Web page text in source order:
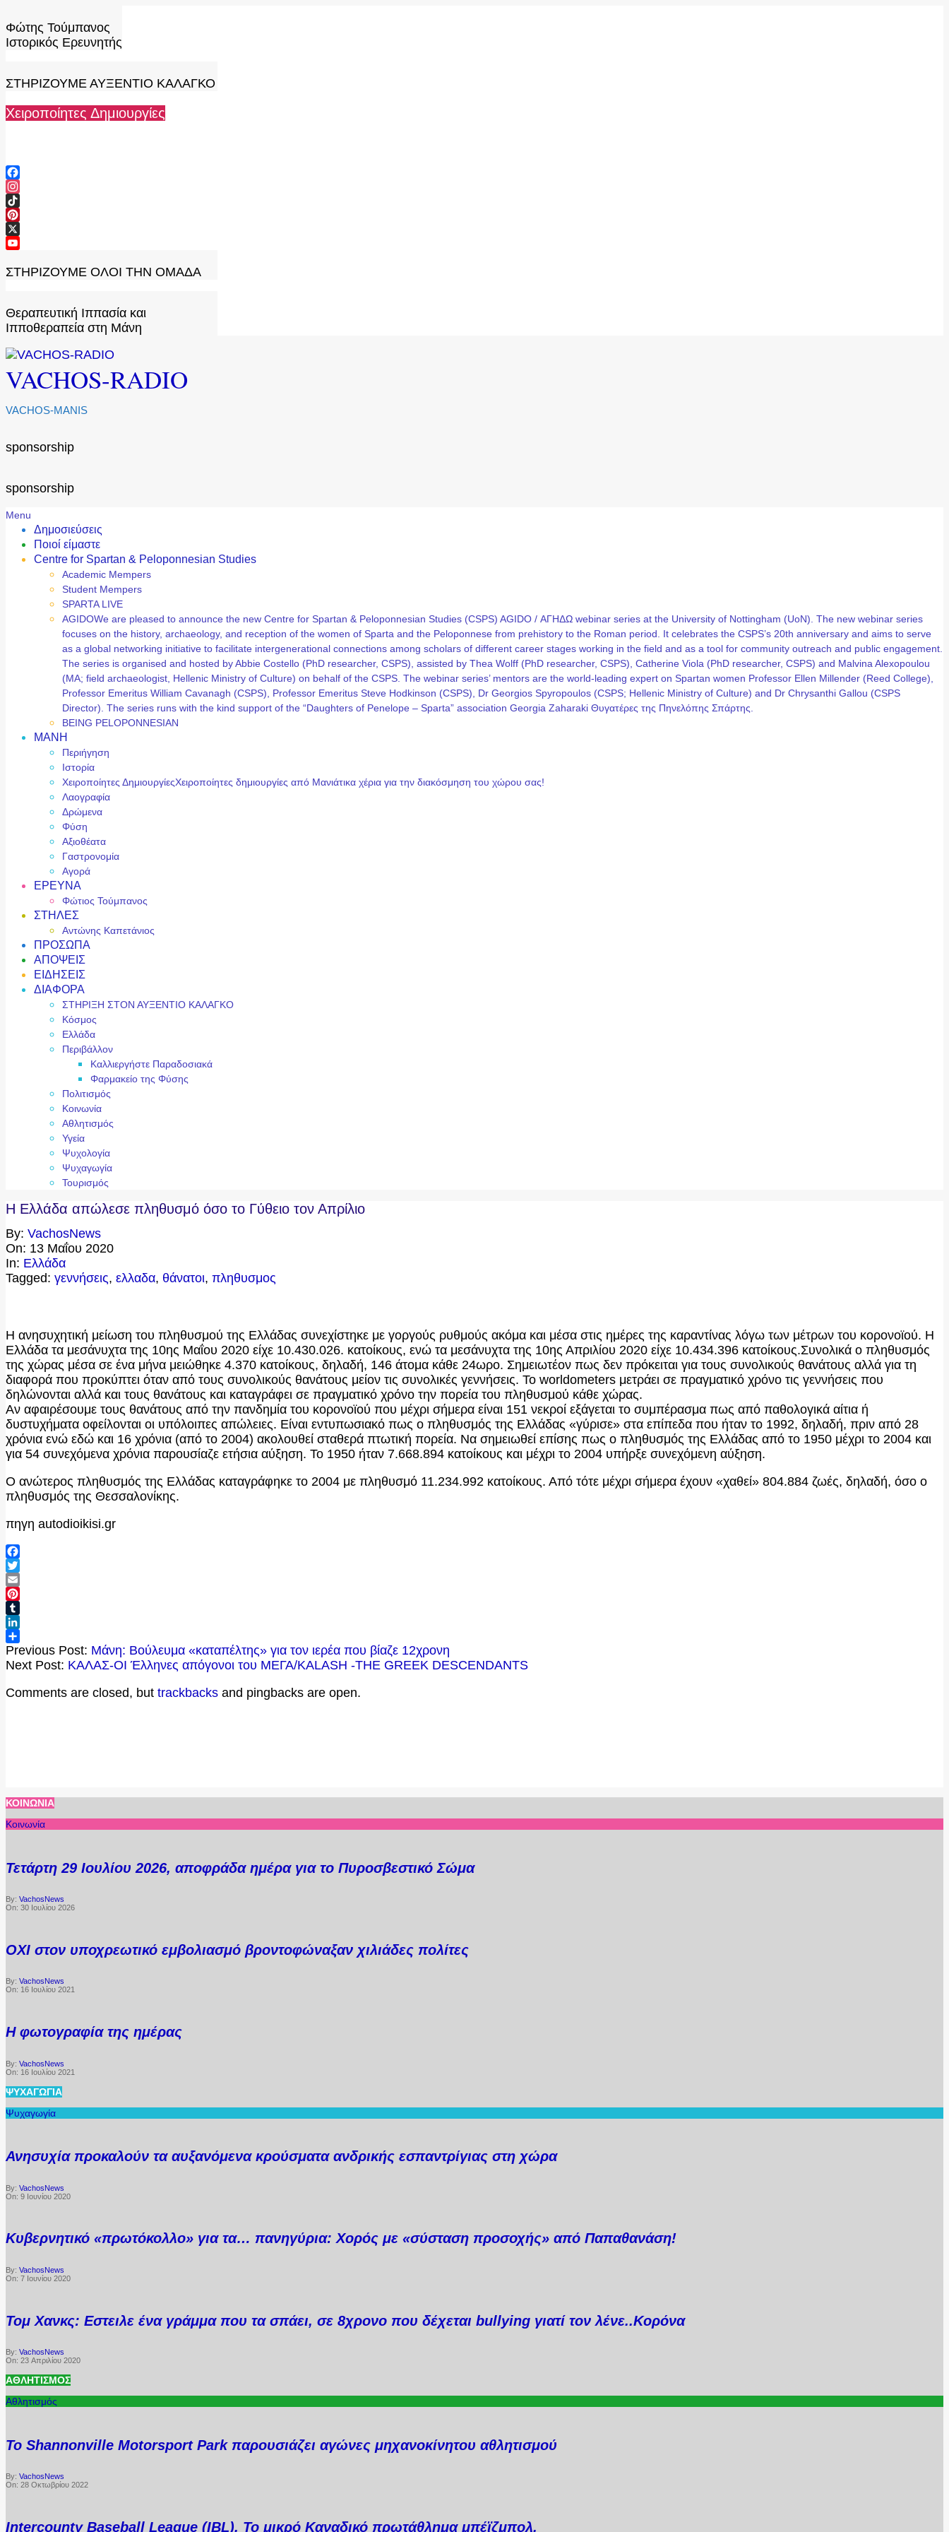
to
content
Φώτης Τούμπανος
Ιστορικός Ερευνητής
ΣΤΗΡΙΖΟΥΜΕ ΑΥΞΕΝΤΙΟ ΚΑΛΑΓΚΟ
Χειροποίητες Δημιουργίες
Facebook
Instagram
TikTok
Pinterest
X
Channel
ΣΤΗΡΙΖΟΥΜΕ ΟΛΟΙ ΤΗΝ ΟΜΑΔΑ
Θεραπευτική Ιππασία και
Ιπποθεραπεία στη Μάνη
VACHOS-RADIO
VACHOS-MANIS
sponsorship
sponsorship
Secondary
Navigation
Menu
Menu
Δημοσιεύσεις
Ποιοί είμαστε
Centre for Spartan & Peloponnesian Studies
Academic Mempers
Student Mempers
SPARTA LIVE
AGIDOWe are pleased to announce the new Centre for Spartan & Peloponnesian Studies (CSPS) AGIDO / ΑΓΗΔΩ webinar series at the University of Nottingham (UoN). The new webinar series
focuses on the history, archaeology, and reception of the women of Sparta and the Peloponnese from prehistory to the Roman period. It celebrates the CSPS’s 20th anniversary and aims to serve
as a global networking initiative to facilitate intergenerational connections among scholars of different career stages working in the field and as a tool for community outreach and public engagement.
The series is organised and hosted by Abbie Costello (PhD researcher, CSPS), assisted by Thea Wolff (PhD researcher, CSPS), Catherine Viola (PhD researcher, CSPS) and Malvina Alexopoulou
(MA; field archaeologist, Hellenic Ministry of Culture) on behalf of the CSPS. The webinar series’ mentors are the world-leading expert on Spartan women Professor Ellen Millender (Reed College),
Professor Emeritus William Cavanagh (CSPS), Professor Emeritus Steve Hodkinson (CSPS), Dr Georgios Spyropoulos (CSPS; Hellenic Ministry of Culture) and Dr Chrysanthi Gallou (CSPS
Director). The series runs with the kind support of the “Daughters of Penelope – Sparta” association Georgia Zaharaki Θυγατέρες της Πηνελόπης Σπάρτης.
BEING PELOPONNESIAN
ΜΑΝΗ
Περιήγηση
Ιστορία
Χειροποίητες ΔημιουργίεςΧειροποίητες δημιουργίες από Μανιάτικα χέρια για την διακόσμηση του χώρου σας!
Λαογραφία
Δρώμενα
Φύση
Αξιοθέατα
Γαστρονομία
Αγορά
ΕΡΕΥΝΑ
Φώτιος Τούμπανος
ΣΤΗΛΕΣ
Αντώνης Καπετάνιος
ΠΡΟΣΩΠΑ
ΑΠΟΨΕΙΣ
ΕΙΔΗΣΕΙΣ
ΔΙΑΦΟΡΑ
ΣΤΗΡΙΞΗ ΣΤΟΝ ΑΥΞΕΝΤΙΟ ΚΑΛΑΓΚΟ
Κόσμος
Ελλάδα
Περιβάλλον
Καλλιεργήστε Παραδοσιακά
Φαρμακείο της Φύσης
Πολιτισμός
Κοινωνία
Αθλητισμός
Υγεία
Ψυχολογία
Ψυχαγωγία
Τουρισμός
Η Ελλάδα απώλεσε πληθυσμό όσο το Γύθειο τον Απρίλιο
By: VachosNews
On: 13 Μαΐου 2020
In: Ελλάδα
Tagged: γεννήσεις, ελλαδα, θάνατοι, πληθυσμος
Η ανησυχητική μείωση του πληθυσμού της Ελλάδας συνεχίστηκε με γοργούς ρυθμούς ακόμα και μέσα στις ημέρες της καραντίνας λόγω των μέτρων του κορονοϊού. Η
Ελλάδα τα μεσάνυχτα της 10ης Μαΐου 2020 είχε 10.430.026. κατοίκους, ενώ τα μεσάνυχτα της 10ης Απριλίου 2020 είχε 10.434.396 κατοίκους.Συνολικά ο πληθυσμός
της χώρας μέσα σε ένα μήνα μειώθηκε 4.370 κατοίκους, δηλαδή, 146 άτομα κάθε 24ωρο. Σημειωτέον πως δεν πρόκειται για τους συνολικούς θανάτους αλλά για τη
διαφορά που προκύπτει όταν από τους συνολικούς θανάτους μείον τις συνολικές γεννήσεις. Το worldometers μετράει σε πραγματικό χρόνο τις γεννήσεις που
δηλώνονται αλλά και τους θανάτους και καταγράφει σε πραγματικό χρόνο την πορεία του πληθυσμού κάθε χώρας.
Αν αφαιρέσουμε τους θανάτους από την πανδημία του κορονοϊού που μέχρι σήμερα είναι 151 νεκροί εξάγεται το συμπέρασμα πως από παθολογικά αίτια ή
δυστυχήματα οφείλονται οι υπόλοιπες απώλειες. Είναι εντυπωσιακό πως ο πληθυσμός της Ελλάδας «γύρισε» στα επίπεδα που ήταν το 1992, δηλαδή, πριν από 28
χρόνια ενώ εδώ και 16 χρόνια (από το 2004) ακολουθεί σταθερά πτωτική πορεία. Να σημειωθεί επίσης πως ο πληθυσμός της Ελλάδας από το 1950 μέχρι το 2004 και
για 54 συνεχόμενα χρόνια παρουσίαζε ετήσια αύξηση. Το 1950 ήταν 7.668.894 κατοίκους και μέχρι το 2004 υπήρξε συνεχόμενη αύξηση.
Ο ανώτερος πληθυσμός της Ελλάδας καταγράφηκε το 2004 με πληθυσμό 11.234.992 κατοίκους. Από τότε μέχρι σήμερα έχουν «χαθεί» 804.884 ζωές, δηλαδή, όσο ο
πληθυσμός της Θεσσαλονίκης.
πηγη autodioikisi.gr
Facebook
Twitter
Email
Pinterest
Tumblr
LinkedIn
Μοιραστείτε
2020-
05-
Previous Post: Μάνη: Βούλευμα «καταπέλτης» για τον ιερέα που βίαζε 12χρονη
Next Post: ΚΑΛΑΣ-ΟΙ Έλληνες απόγονοι του ΜΕΓΑ/KALASH -THE GREEK DESCENDANTS
Comments are closed, but trackbacks and pingbacks are open.
ΚΟΙΝΩΝΊΑ
Κοινωνία
Τετάρτη 29 Ιουλίου 2026, αποφράδα ημέρα για το Πυροσβεστικό Σώμα
By: VachosNews
On: 30 Ιουλίου 2026
ΟΧΙ στον υποχρεωτικό εμβολιασμό βροντοφώναξαν χιλιάδες πολίτες
By: VachosNews
On: 16 Ιουλίου 2021
Η φωτογραφία της ημέρας
By: VachosNews
On: 16 Ιουλίου 2021
ΨΥΧΑΓΩΓΊΑ
Ψυχαγωγία
Ανησυχία προκαλούν τα αυξανόμενα κρούσματα ανδρικής εσπαντρίγιας στη χώρα
By: VachosNews
On: 9 Ιουνίου 2020
Κυβερνητικό «πρωτόκολλο» για τα… πανηγύρια: Χορός με «σύσταση προσοχής» από Παπαθανάση!
By: VachosNews
On: 7 Ιουνίου 2020
Τομ Χανκς: Εστειλε ένα γράμμα που τα σπάει, σε 8χρονο που δέχεται bullying γιατί τον λένε..Κορόνα
By: VachosNews
On: 23 Απριλίου 2020
ΑΘΛΗΤΙΣΜΌΣ
Αθλητισμός
Το Shannonville Motorsport Park παρουσιάζει αγώνες μηχανοκίνητου αθλητισμού
By: VachosNews
On: 28 Οκτωβρίου 2022
Intercounty Baseball League (IBL). Το μικρό Καναδικό πρωτάθλημα μπέϊζμπολ.